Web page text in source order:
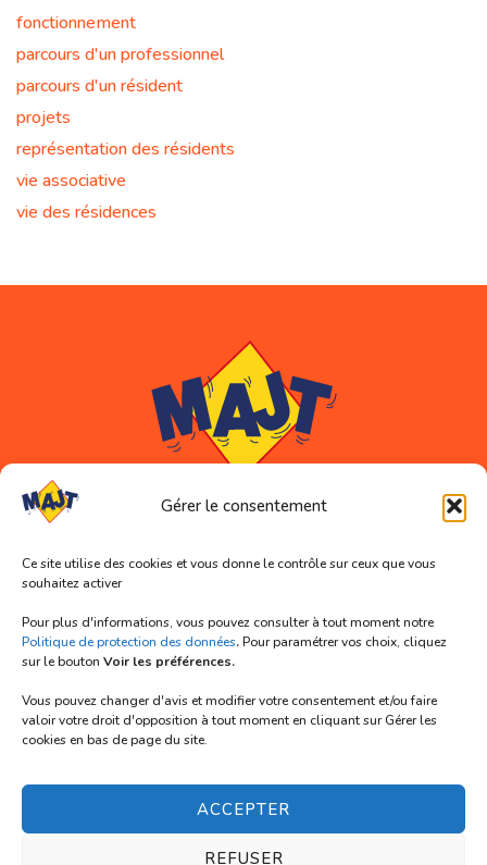
Gérer le consentement
Ce site utilise des cookies et vous donne le contrôle sur ceux que vous
souhaitez activer
Pour plus d'informations, vous pouvez consulter à tout moment notre
Politique de protection des données.Pour paramétrer vos choix, cliquez
sur le bouton Voir les préférences.
Vous pouvez changer d'avis et modifier votre consentement et/ou faire
valoir votre droit d'opposition à tout moment en cliquant sur Gérer les
cookies en bas de page du site.
ACCEPTER
REFUSER
fonctionnement
parcours d'un professionnel
parcours d'un résident
projets
représentation des résidents
vie associative
vie des résidences
Association MAJT (siège social)
11 rue Abélard
59000 LILLE
Mail : contact@majt-lille.org
Nous suivre